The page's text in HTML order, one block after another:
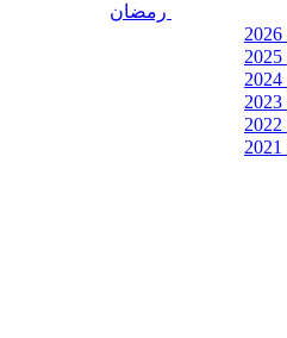
رمضان